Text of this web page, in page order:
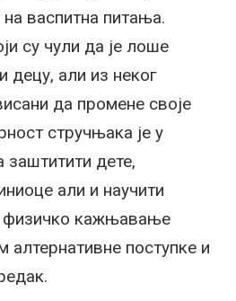
васпитна питања.
су чули да је лоше
децу, али из неког
да промене своје
стручњака је у
заштитити дете,
али и научити
физичко кажњавање
алтернативне поступке и